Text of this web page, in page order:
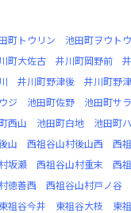
町トウリン 池田町ヲウトウ
町大佐古 井川町岡野前
井川町野津後 井川町野
ジ 池田町佐野 池田町サ
西山 池田町白地 池田町
山 西祖谷山村後山西 西
坂瀬 西祖谷山村重末 西
徳善西 西祖谷山村戸ノ谷
東祖谷今井 東祖谷大枝 東